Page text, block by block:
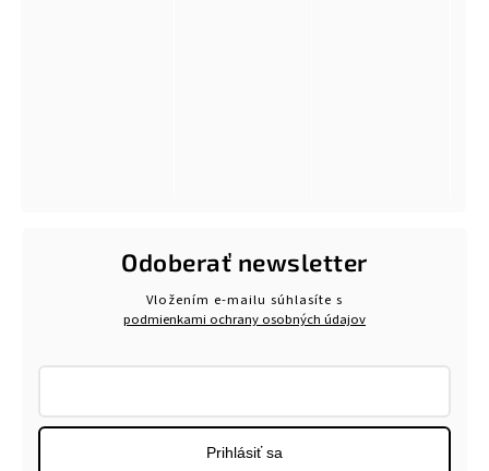
Odoberať newsletter
Vložením e-mailu súhlasíte s
podmienkami ochrany osobných údajov
Prihlásiť sa